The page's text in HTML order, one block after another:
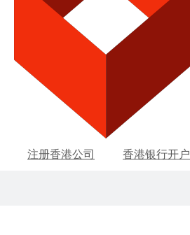
注册香港公司 香港银行开户